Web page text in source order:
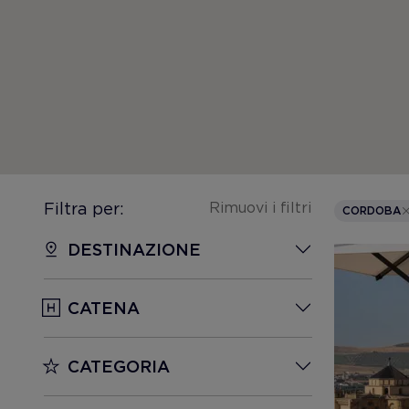
Filtra per: Rimuovi i filtri
DESTINAZIONE
CATENA
CATEGORIA
CORDOBA